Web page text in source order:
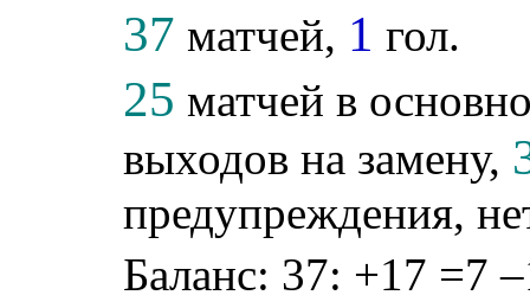
37 матчей, 1 гол.
25 матчей в
выходов на замену,
предупреждения,
Баланс: 37: +17 =7